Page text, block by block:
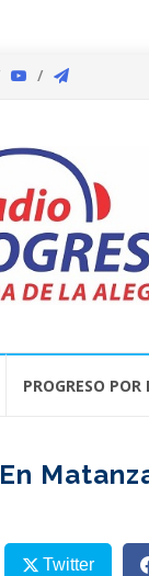
PROGRESO POR
En
Twitter